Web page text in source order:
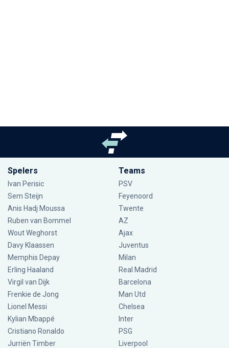
Spelers
Ivan Perisic
Sem Steijn
Anis Hadj Moussa
Ruben van Bommel
Wout Weghorst
Davy Klaassen
Memphis Depay
Erling Haaland
Virgil van Dijk
Frenkie de Jong
Lionel Messi
Kylian Mbappé
Cristiano Ronaldo
Jurriën Timber
Teams
PSV
Feyenoord
Twente
AZ
Ajax
Juventus
Milan
Real Madrid
Barcelona
Man Utd
Chelsea
Inter
PSG
Liverpool